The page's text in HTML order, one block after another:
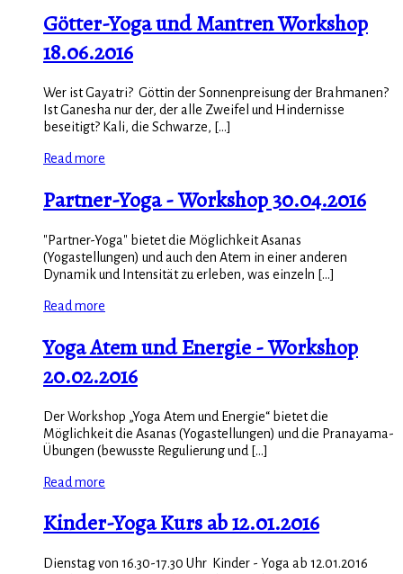
Götter-Yoga und Mantren Workshop
18.06.2016
Wer ist Gayatri? Göttin der Sonnenpreisung der Brahmanen?
Ist Ganesha nur der, der alle Zweifel und Hindernisse
beseitigt? Kali, die Schwarze, [...]
Read more
Partner-Yoga - Workshop 30.04.2016
"Partner-Yoga" bietet die Möglichkeit Asanas
(Yogastellungen) und auch den Atem in einer anderen
Dynamik und Intensität zu erleben, was einzeln [...]
Read more
Yoga Atem und Energie - Workshop
20.02.2016
Der Workshop „Yoga Atem und Energie“ bietet die
Möglichkeit die Asanas (Yogastellungen) und die Pranayama-
Übungen (bewusste Regulierung und [...]
Read more
Kinder-Yoga Kurs ab 12.01.2016
Dienstag von 16.30-17.30 Uhr Kinder - Yoga ab 12.01.2016